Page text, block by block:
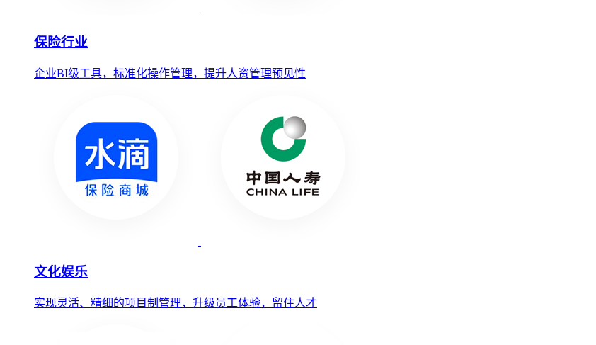
保险行业
企业BI级工具，标准化操作管理，提升人资管理预见性
文化娱乐
实现灵活、精细的项目制管理，升级员工体验，留住人才